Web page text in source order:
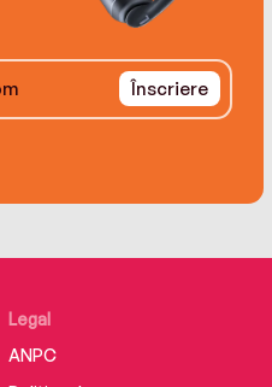
Înscriere
Legal
ANPC